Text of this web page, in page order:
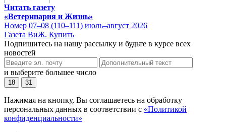
Читать газету
«Ветеринария и Жизнь»
Номер 07–08 (110–111) июль–август 2026
Газета ВиЖ. Купить
Подпишитесь на нашу рассылку и будьте в курсе всех
новостей
и выберите большее число
18 31
Нажимая на кнопку, Вы соглашаетесь на обработку
персональных данных в соответствии с «Политикой
конфиденциальности»